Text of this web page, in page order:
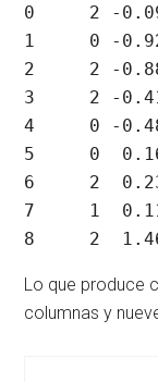
0     2 -
1     0 -
2     2 -
3     2 -
4     0 -
5     0
6     2
7     1
8     2
Lo que produce
columnas y